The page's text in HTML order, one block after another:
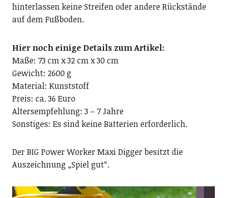
hinterlassen keine Streifen oder andere Rückstände
auf dem Fußboden.
Hier noch einige Details zum Artikel:
Maße: 73 cm x 32 cm x 30 cm
Gewicht: 2600 g
Material: Kunststoff
Preis: ca. 36 Euro
Altersempfehlung: 3 – 7 Jahre
Sonstiges: Es sind keine Batterien erforderlich.
Der BIG Power Worker Maxi Digger besitzt die
Auszeichnung „Spiel gut“.